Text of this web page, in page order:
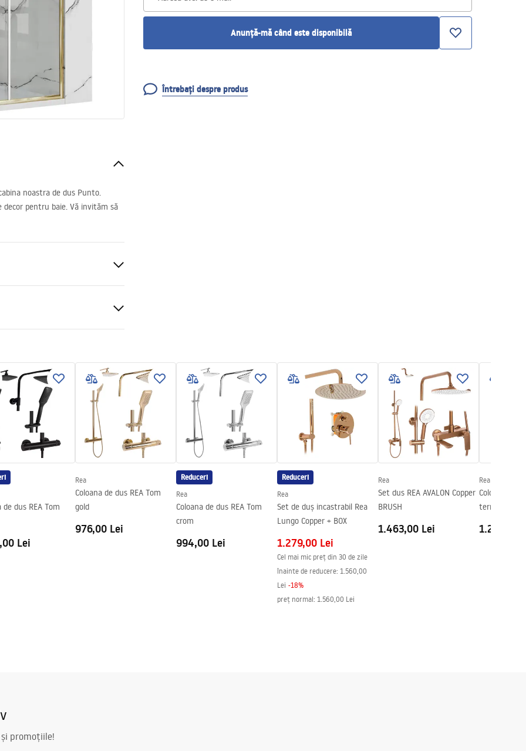
Anunță-mă când este disponibilă
Întrebați despre produs
noastra de dus Punto.
decor pentru baie. Vă invităm să
podea
de dus REA Tom
Lei
Rea
Coloana de dus REA Tom
gold
976,00 Lei
Reduceri
Rea
Coloana de dus REA Tom
crom
994,00 Lei
Reduceri
Rea
Set de duș incastrabil Rea
Lungo Copper + BOX
1.279,00 Lei
Cel mai mic preț din 30 de zile
înainte de reducere: 1.560,00
Lei -18%
preț normal: 1.560,00 Lei
Rea
Set dus REA AVALON Copper
BRUSH
1.463,00 Lei
Rea
Coloana de
termostat
1.251,00
promoțiile!